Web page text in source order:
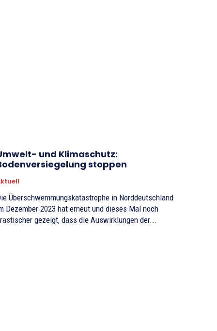
und Klimaschutz:
stoppen
Überschwemmungskatastrophe in Norddeutschland
Dezember 2023 hat erneut und dieses Mal noch
gezeigt, dass die Auswirklungen der...